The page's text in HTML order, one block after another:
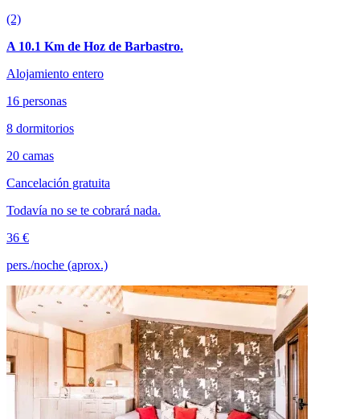
(2)
A 10.1 Km de Hoz de Barbastro.
Alojamiento entero
16 personas
8 dormitorios
20 camas
Cancelación gratuita
Todavía no se te cobrará nada.
36 €
pers./noche (aprox.)